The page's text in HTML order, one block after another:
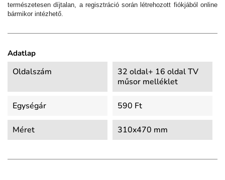
természetesen díjtalan, a regisztráció során létrehozott fiókjából online
bármikor intézhető.
Adatlap
Oldalszám
32 oldal+ 16 oldal TV
műsor melléklet
Egységár 590 Ft
Méret 310x470 mm